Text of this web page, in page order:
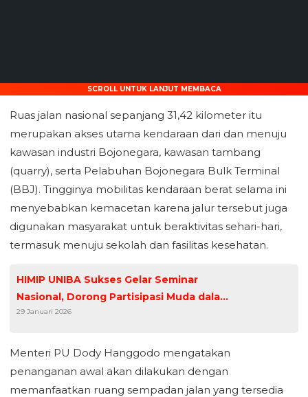
SCROLL UNTUK LANJUT MEMBACA
Ruas jalan nasional sepanjang 31,42 kilometer itu
merupakan akses utama kendaraan dari dan menuju
kawasan industri Bojonegara, kawasan tambang
(quarry), serta Pelabuhan Bojonegara Bulk Terminal
(BBJ). Tingginya mobilitas kendaraan berat selama ini
menyebabkan kemacetan karena jalur tersebut juga
digunakan masyarakat untuk beraktivitas sehari-hari,
termasuk menuju sekolah dan fasilitas kesehatan.
HIMIP UNIBA Sukses Gelar Seminar
Nasional, Dorong Partisipasi Muda dalam
Kebijakan Publik Digital
29 Januari 2026
Menteri PU Dody Hanggodo mengatakan
penanganan awal akan dilakukan dengan
memanfaatkan ruang sempadan jalan yang tersedia